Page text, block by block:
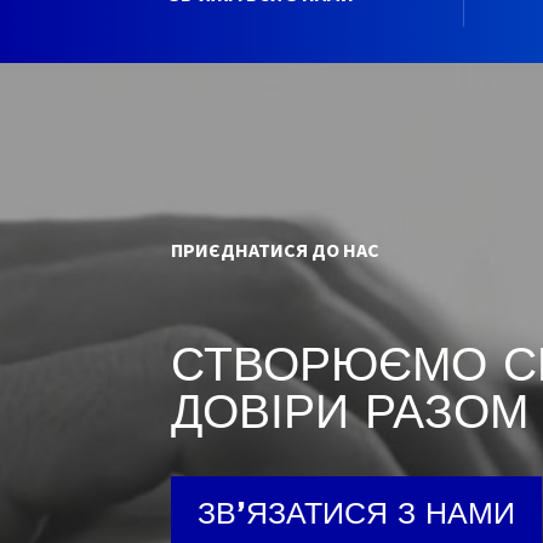
ПРИЄДНАТИСЯ ДО НАС
СТВОРЮЄМО
ДОВІРИ РАЗОМ
ЗВ'ЯЗАТИСЯ З НАМИ